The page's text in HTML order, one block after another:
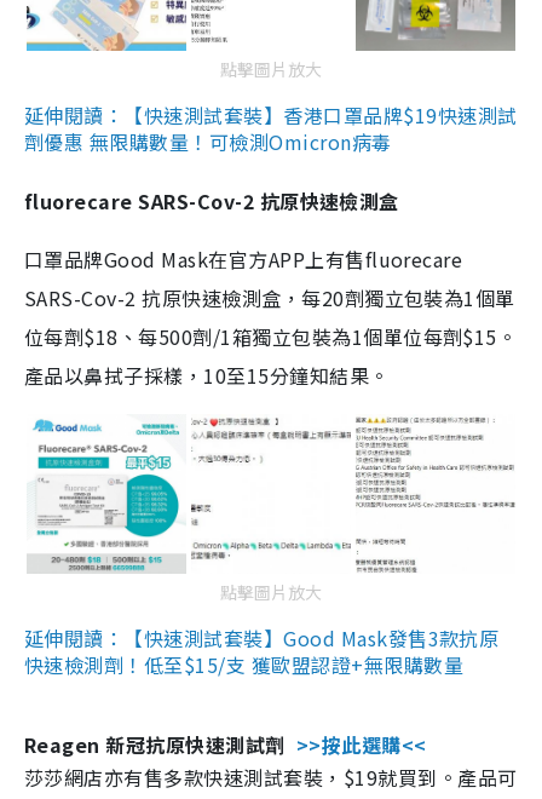
點擊圖片放大
延伸閱讀：【快速測試套裝】香港口罩品牌$19快速測試
劑優惠 無限購數量！可檢測Omicron病毒
fluorecare SARS-Cov-2 抗原快速檢測盒
口罩品牌Good Mask在官方APP上有售fluorecare
SARS-Cov-2 抗原快速檢測盒，每20劑獨立包裝為1個單
位每劑$18、每500劑/1箱獨立包裝為1個單位每劑$15。
產品以鼻拭子採樣，10至15分鐘知結果。
點擊圖片放大
延伸閱讀：【快速測試套裝】Good Mask發售3款抗原
快速檢測劑！低至$15/支 獲歐盟認證+無限購數量
Reagen 新冠抗原快速測試劑 >>按此選購<<
莎莎網店亦有售多款快速測試套裝，$19就買到。產品可